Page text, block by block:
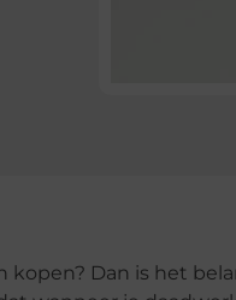
kopen? Dan is het